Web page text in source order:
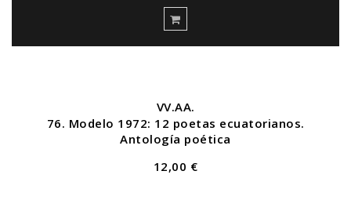
VV.AA.
76. Modelo 1972: 12 poetas ecuatorianos.
Antología poética
12,00 €